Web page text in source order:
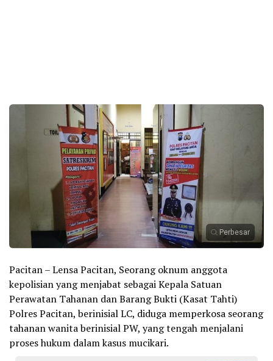
Perbesar
Pacitan – Lensa Pacitan, Seorang oknum anggota
kepolisian yang menjabat sebagai Kepala Satuan
Perawatan Tahanan dan Barang Bukti (Kasat Tahti)
Polres Pacitan, berinisial LC, diduga memperkosa seorang
tahanan wanita berinisial PW, yang tengah menjalani
proses hukum dalam kasus mucikari.